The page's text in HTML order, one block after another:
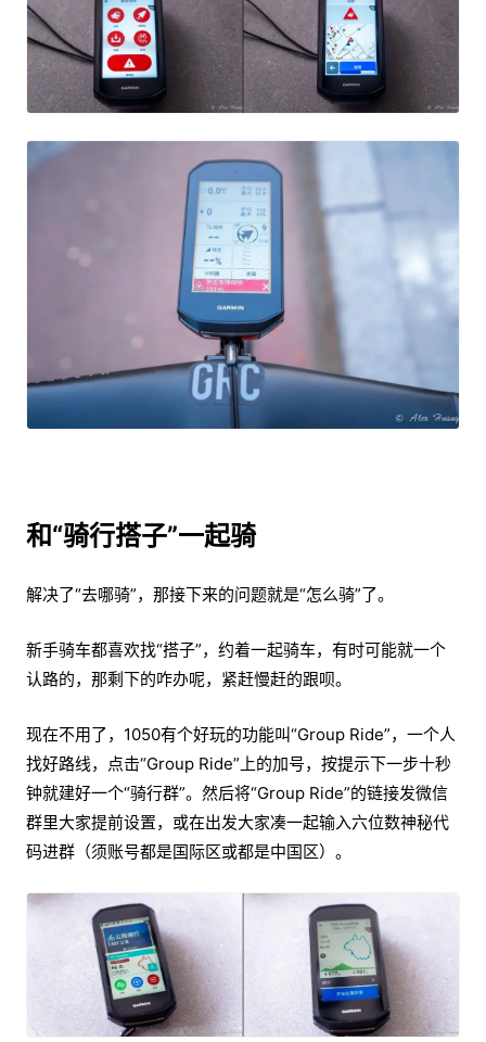
和“骑行搭子”一起骑
解决了“去哪骑”，那接下来的问题就是“怎么骑”了。
新手骑车都喜欢找“搭子”，约着一起骑车，有时可能就一个
认路的，那剩下的咋办呢，紧赶慢赶的跟呗。
现在不用了，1050有个好玩的功能叫“Group Ride”，一个人
找好路线，点击“Group Ride”上的加号，按提示下一步十秒
钟就建好一个“骑行群”。然后将“Group Ride”的链接发微信
群里大家提前设置，或在出发大家凑一起输入六位数神秘代
码进群（须账号都是国际区或都是中国区）。